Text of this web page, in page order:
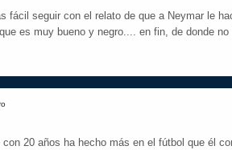
fácil seguir con el relato de que a Neymar le
es muy bueno y negro.... en fin, de donde no
con 20 años ha hecho más en el fútbol que él